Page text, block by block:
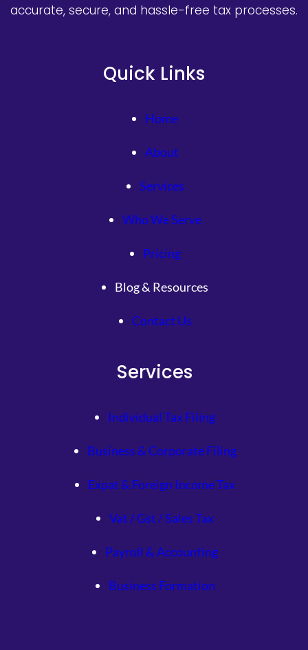
accurate, secure, and hassle-free tax processes.
Quick Links
Home
About
Services
Who We Serve
Pricing
Blog & Resources
Contact Us
Services
Individual Tax Filing
Business & Corporate Filing
Expat & Foreign Income Tax
Vat / Gst / Sales Tax
Payroll & Accounting
Business Formation